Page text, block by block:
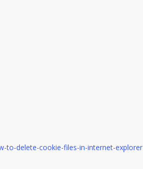
to-delete-cookie-files-in-internet-explorer